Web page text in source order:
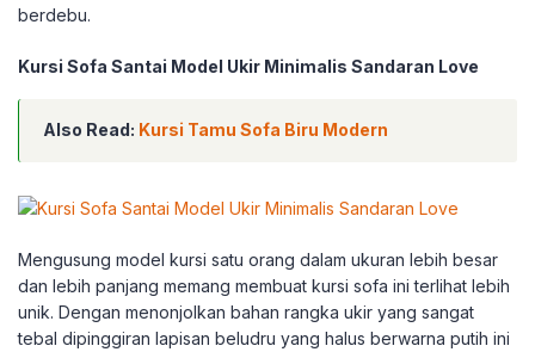
berdebu.
Kursi Sofa Santai Model Ukir Minimalis Sandaran Love
Also Read: Kursi Tamu Sofa Biru Modern
Mengusung model kursi satu orang dalam ukuran lebih besar
dan lebih panjang memang membuat kursi sofa ini terlihat lebih
unik. Dengan menonjolkan bahan rangka ukir yang sangat
tebal dipinggiran lapisan beludru yang halus berwarna putih ini